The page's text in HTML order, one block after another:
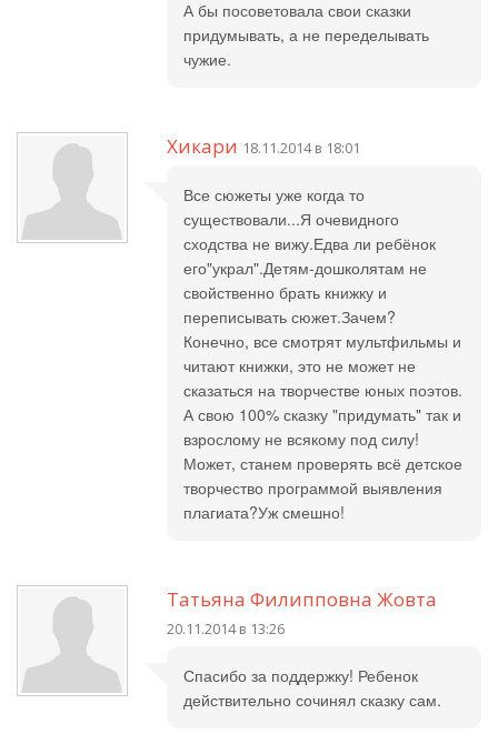
А бы посоветовала свои сказки
придумывать, а не переделывать
чужие.
Хикари 18.11.2014 в 18:01
Все сюжеты уже когда то
существовали...Я очевидного
сходства не вижу.Едва ли ребёнок
его"украл".Детям-дошколятам не
свойственно брать книжку и
переписывать сюжет.Зачем?
Конечно, все смотрят мультфильмы и
читают книжки, это не может не
сказаться на творчестве юных поэтов.
А свою 100% сказку "придумать" так и
взрослому не всякому под силу!
Может, станем проверять всё детское
творчество программой выявления
плагиата?Уж смешно!
Татьяна Филипповна Жовта
20.11.2014 в 13:26
Спасибо за поддержку! Ребенок
действительно сочинял сказку сам.